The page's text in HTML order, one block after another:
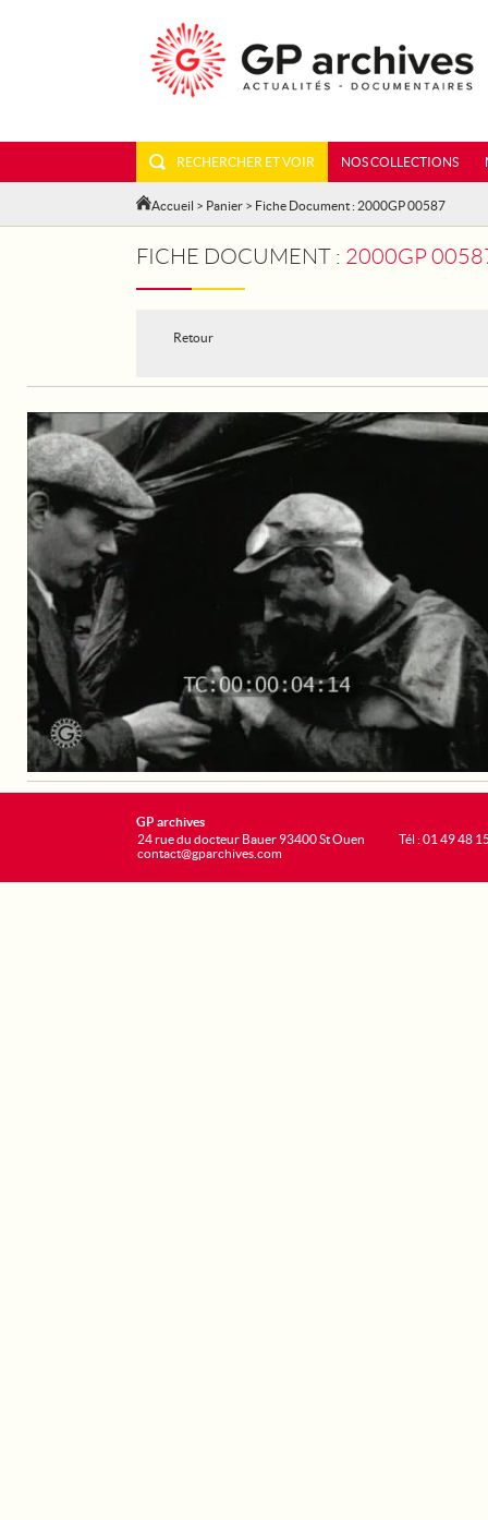
RECHERCHER ET VOIR NOS COLLECTIONS
Accueil > Panier > Fiche Document : 2000GP 00587
FICHE DOCUMENT : 2000GP
Retour
GP archives
24 rue du docteur Bauer 93400 St Ouen
contact@gparchives.com
Tél : 01 49 48